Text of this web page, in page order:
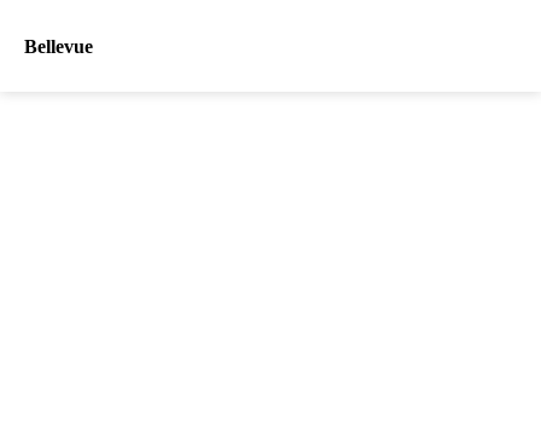
Bellevue